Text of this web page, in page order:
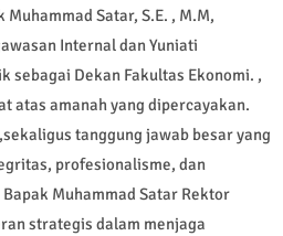
Satar, S.E. , M.M,
Internal dan Yuniati
sebagai Dekan Fakultas Ekonomi. ,
atas amanah yang dipercayakan.
tanggung jawab besar yang
profesionalisme, dan
Muhammad Satar Rektor
strategis dalam menjaga